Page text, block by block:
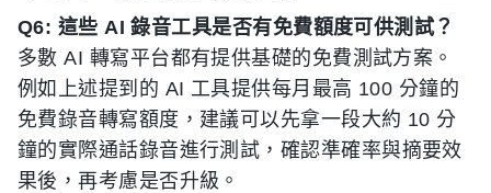
Q6: 這些 AI 錄音工具是否有免費額度可供測試？
多數 AI 轉寫平台都有提供基礎的免費測試方案。
例如上述提到的 AI 工具提供每月最高 100 分鐘的
免費錄音轉寫額度，建議可以先拿一段大約 10 分
鐘的實際通話錄音進行測試，確認準確率與摘要效
果後，再考慮是否升級。